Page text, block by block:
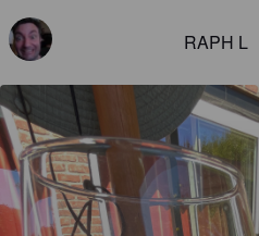
RAPH L